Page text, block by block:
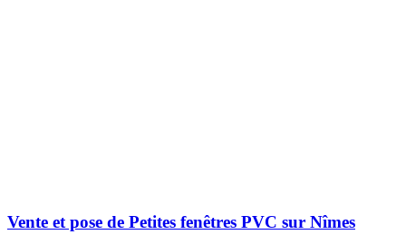
Vente et pose de Petites fenêtres PVC sur Nîmes